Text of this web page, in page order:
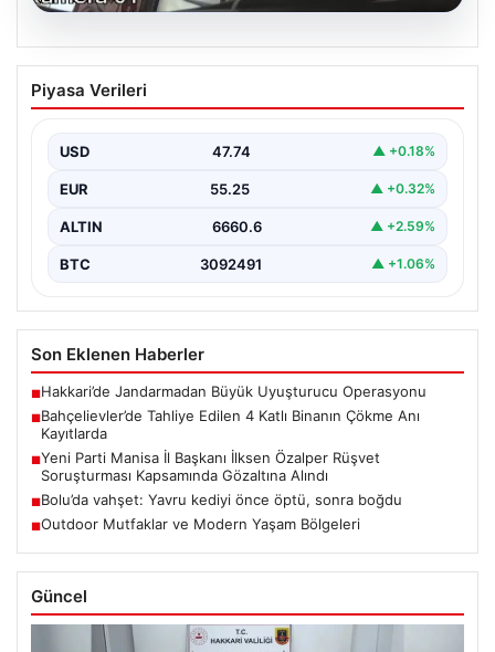
Bahçelievler’de Tahliye Edilen 4 Katlı
Binanın Çökme Anı Kayıtlarda
endişe verici sesler sonrası gece saatlerinde tahliye
edilen dört…
Piyasa Verileri
USD 47.74 ▲ +0.18%
EUR 55.25 ▲ +0.32%
ALTIN 6660.6 ▲ +2.59%
BTC 3092491 ▲ +1.06%
Son Eklenen Haberler
■Hakkari’de Jandarmadan Büyük Uyuşturucu Operasyonu
■Bahçelievler’de Tahliye Edilen 4 Katlı Binanın Çökme Anı
Kayıtlarda
■Yeni Parti Manisa İl Başkanı İlksen Özalper Rüşvet
Soruşturması Kapsamında Gözaltına Alındı
■Bolu’da vahşet: Yavru kediyi önce öptü, sonra boğdu
■Outdoor Mutfaklar ve Modern Yaşam Bölgeleri
Güncel